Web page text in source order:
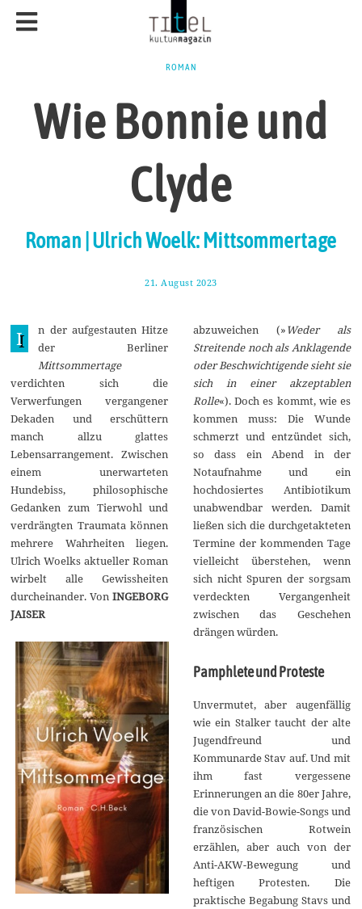
ROMAN
Wie Bonnie und
Clyde
Roman | Ulrich Woelk: Mittsommertage
21. August 2023
p
t
e
m
r
2
2
3
I
n der aufgestauten Hitze
der Berliner
Mittsommertage
verdichten sich die
Verwerfungen vergangener
Dekaden und erschüttern
manch allzu glattes
Lebensarrangement. Zwischen
einem unerwarteten
Hundebiss, philosophische
Gedanken zum Tierwohl und
verdrängten Traumata können
mehrere Wahrheiten liegen.
Ulrich Woelks aktueller Roman
wirbelt alle Gewissheiten
durcheinander. VonINGEBORG
JAISER
abzuweichen (»Weder als
Streitende noch als Anklagende
oder Beschwichtigende sieht sie
sich in einer akzeptablen
Rolle«). Doch es kommt, wie es
kommen muss: Die Wunde
schmerzt und entzündet sich,
so dass ein Abend in der
Notaufnahme und ein
hochdosiertes Antibiotikum
unabwendbar werden. Damit
ließen sich die durchgetakteten
Termine der kommenden Tage
vielleicht überstehen, wenn
sich nicht Spuren der sorgsam
verdeckten Vergangenheit
zwischen das Geschehen
drängen würden.
Pamphlete und Proteste
Unvermutet, aber augenfällig
wie ein Stalker taucht der alte
Jugendfreund und
Kommunarde Stav auf. Und mit
ihm fast vergessene
Erinnerungen an die 80er Jahre,
die von David-Bowie-Songs und
französischen Rotwein
erzählen, aber auch von der
Anti-AKW-Bewegung und
heftigen Protesten. Die
praktische Begabung Stavs und